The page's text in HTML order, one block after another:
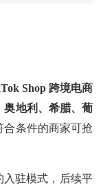
Shop 跨境电商
奥地利、希腊、葡
合条件的商家可抢
入驻模式，后续平